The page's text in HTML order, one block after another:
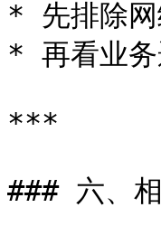
* 先排除网
* 再看业务
***
### 六、